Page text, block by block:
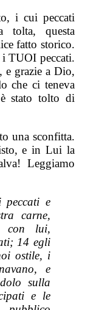
i cui peccati
tolta, questa
fatto storico.
i TUOI peccati.
e grazie a Dio,
che ci teneva
stato tolto di
una sconfitta.
e in Lui la
Leggiamo
peccati e
carne,
con lui,
14 egli
ostile, i
e
sulla
e le